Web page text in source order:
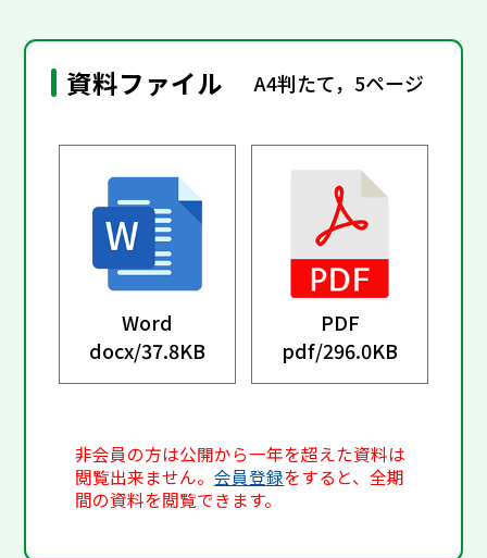
資料ファイル A4判たて，5ページ
Word
docx/37.8KB
PDF
pdf/296.0KB
非会員の方は公開から一年を超えた資料は
閲覧出来ません。会員登録をすると、全期
間の資料を閲覧できます。